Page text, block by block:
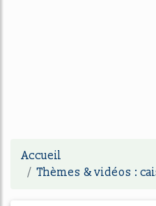
Accueil
Thèmes & vidéos :